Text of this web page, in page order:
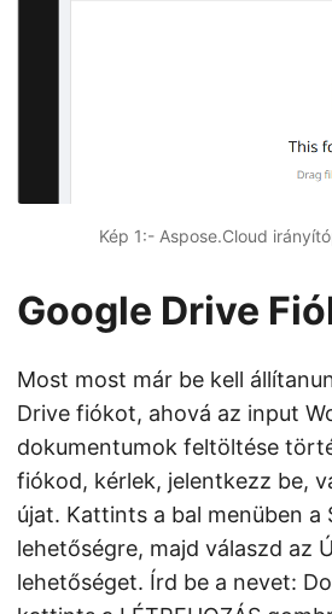
Kép 1:- Aspose.Cloud
Google Drive
Most most már be kell
Drive fiókot, ahová az input
dokumentumok feltöltése
fiókod, kérlek, jelentkezz be,
újat. Kattints a bal menüben a
lehetőségre, majd válaszd az
lehetőséget. Írd be a nevet: